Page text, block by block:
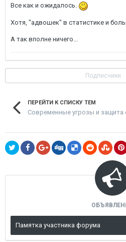
Все как и ожидалось.
Хотя, "адвошек" в статистике и
А так вполне ничего...
Подписчики
ПЕРЕЙТИ К СПИСКУ ТЕМ
Современные угрозы и защита
Памятка участника форума